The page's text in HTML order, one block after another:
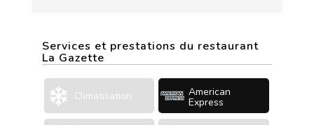
Services et prestations du restaurant
La Gazette
Climatisation American
Express